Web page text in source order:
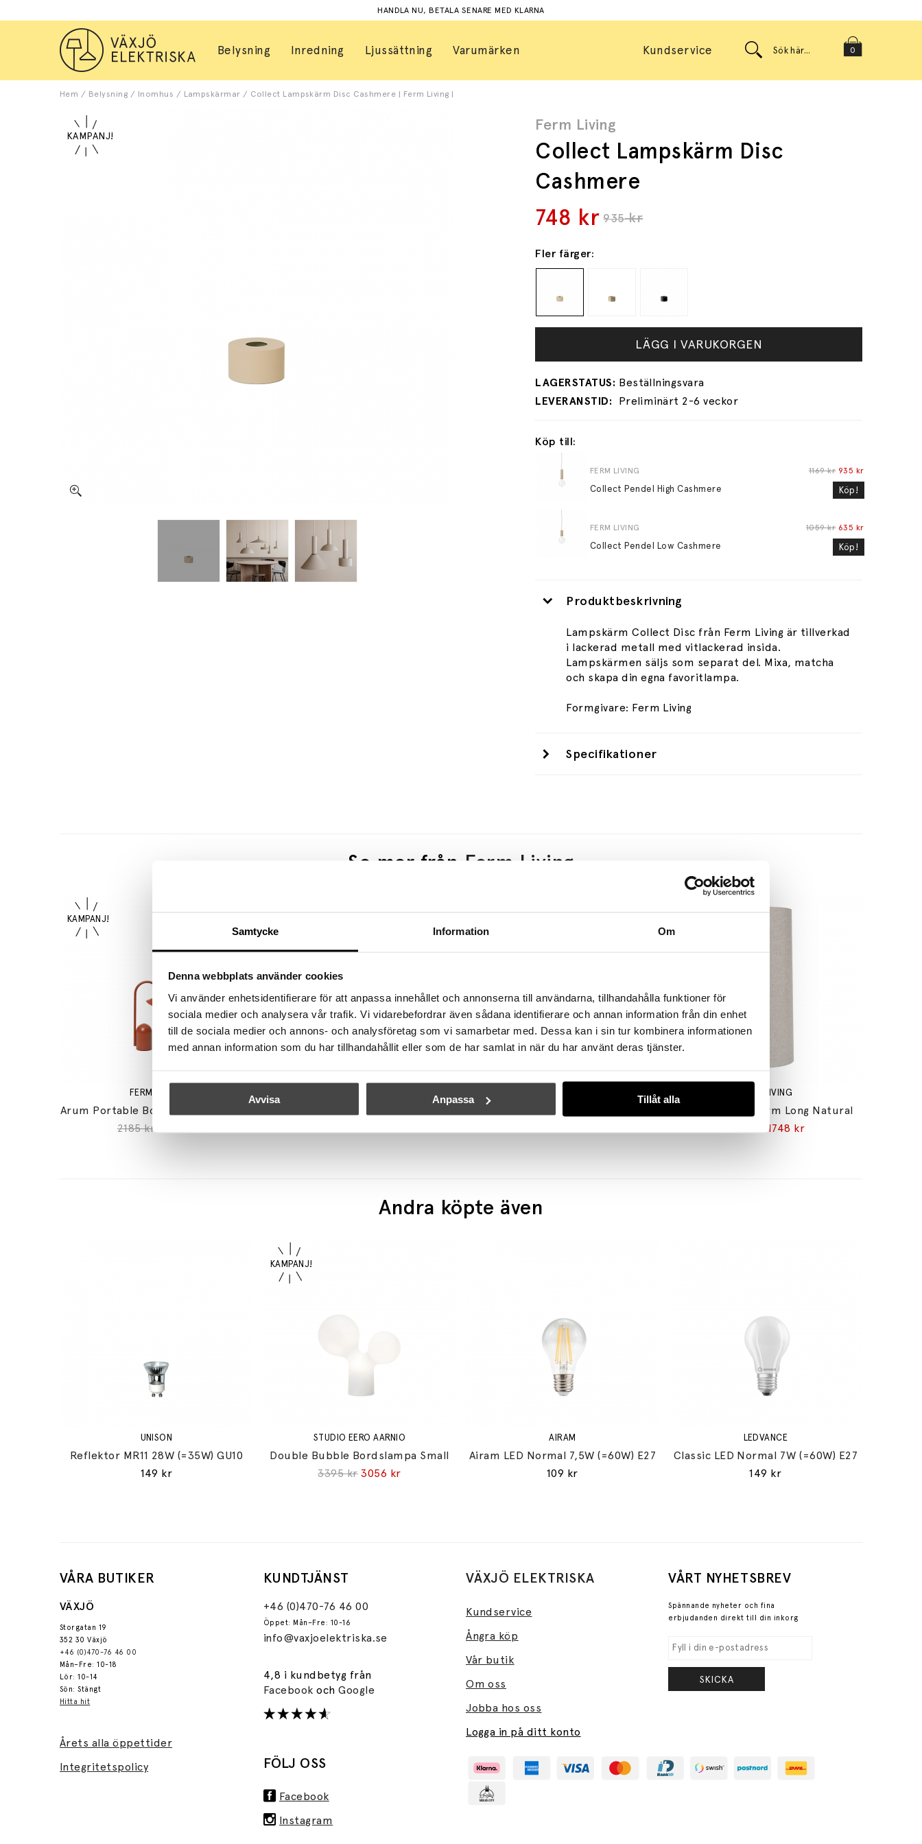
Samtycke Information Om
Denna webbplats använder cookies
Vi använder enhetsidentifierare för att anpassa innehållet och annonserna till användarna, tillhandahålla funktioner för
sociala medier och analysera vår trafik. Vi vidarebefordrar även sådana identifierare och annan information från din enhet
till de sociala medier och annons- och analysföretag som vi samarbetar med. Dessa kan i sin tur kombinera informationen
med annan information som du har tillhandahållit eller som de har samlat in när du har använt deras tjänster.
Avvisa Anpassa Tillåt alla
HANDLA NU, BETALA SENARE MED KLARNA
Belysning Inredning Ljussättning Varumärken 0
Kundservice
Hem / Belysning / Inomhus / Lampskärmar / Collect Lampskärm Disc Cashmere | Ferm Living |
Ferm Living
Collect Lampskärm Disc
Cashmere
935kr
748 kr
Fler färger:
LÄGG I VARUKORGEN
Preliminärt 2-6 veckor
Köp till:
FERM LIVING
Collect Pendel High Cashmere
1169 kr 935 kr
Köp!
FERM LIVING
Collect Pendel Low Cashmere
1059 kr 635 kr
Köp!
Produktbeskrivning
Lampskärm Collect Disc från Ferm Living är tillverkad
i lackerad metall med vitlackerad insida.
Lampskärmen säljs som separat del. Mixa, matcha
och skapa din egna favoritlampa.
Formgivare: Ferm Living
Specifikationer
Se mer från Ferm Living
FERM LIVING
2185 kr
FERM LIVING
Eclipse Lampskärm Long Natural
1748 kr
Andra köpte även
UNISON
Reflektor MR11 28W (=35W) GU10
149 kr
STUDIO EERO AARNIO
Double Bubble Bordslampa Small
3395 kr 3056 kr
AIRAM
Airam LED Normal 7,5W (=60W) E27
109 kr
LEDVANCE
Classic LED Normal 7W (=60W) E27
149 kr
VÅRA BUTIKER
VÄXJÖ
Storgatan 19
352 30 Växjö
+46 (0)470-76 46 00
Mån–Fre: 10-18
Lör: 10-14
Sön: Stängt
Hitta hit
Årets alla öppettider
Integritetspolicy
KUNDTJÄNST
+46 (0)470-76 46 00
Öppet: Mån–Fre: 10-16
info@vaxjoelektriska.se
4,8 i kundbetyg från
FacebookochGoogle
VÄXJÖ ELEKTRISKA
Kundservice
Ångra köp
Vår butik
Om oss
Jobba hos oss
Logga in på ditt konto
VÅRT NYHETSBREV
Spännande nyheter och fina
erbjudanden direkt till din inkorg
SKICKA
FÖLJ OSS
Facebook
Instagram